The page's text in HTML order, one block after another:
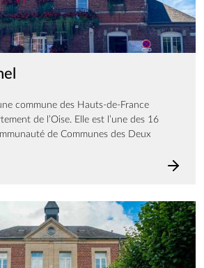
commune des Hauts-de-France
de l’Oise. Elle est l’une des 16
de Communes des Deux